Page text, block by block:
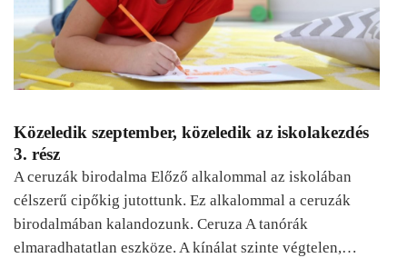
Közeledik szeptember, közeledik az iskolakezdés
3. rész
A ceruzák birodalma Előző alkalommal az iskolában
célszerű cipőkig jutottunk. Ez alkalommal a ceruzák
birodalmában kalandozunk. Ceruza A tanórák
elmaradhatatlan eszköze. A kínálat szinte végtelen,…